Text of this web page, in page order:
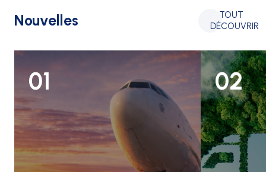
Nouvelles
TOUT
DÉCOUVRIR
01 02